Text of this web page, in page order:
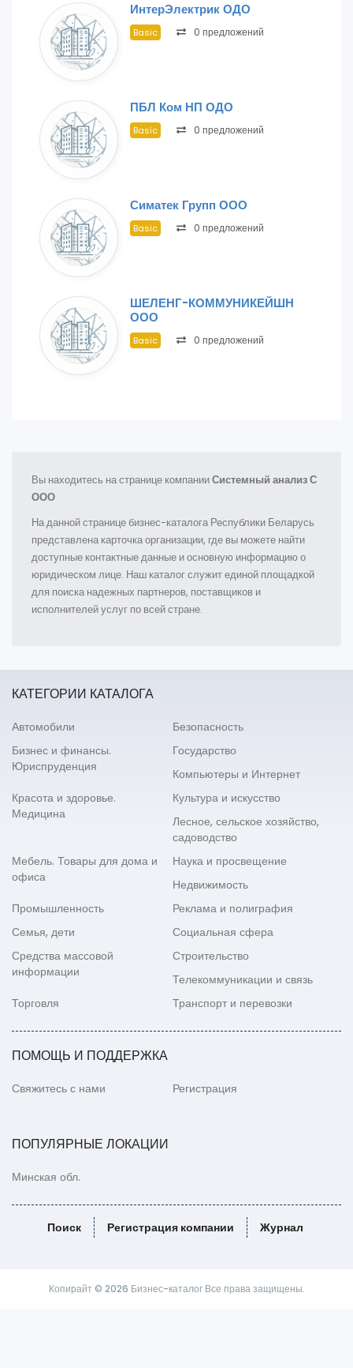
ИнтерЭлектрик ОДО
Basic 0 предложений
ПБЛ Ком НП ОДО
Basic 0 предложений
Симатек Групп ООО
Basic 0 предложений
ШЕЛЕНГ-КОММУНИКЕЙШН
ООО
Basic 0 предложений
Вы находитесь на странице компанииСистемный анализ С
ООО
На данной странице бизнес-каталога Республики Беларусь
представлена карточка организации, где вы можете найти
доступные контактные данные и основную информацию о
юридическом лице. Наш каталог служит единой площадкой
для поиска надежных партнеров, поставщиков и
исполнителей услуг по всей стране.
КАТЕГОРИИ КАТАЛОГА
Автомобили
Безопасность
Бизнес и финансы.
Юриспруденция
Государство
Компьютеры и Интернет
Красота и здоровье.
Медицина
Культура и искусство
Лесное, сельское хозяйство,
садоводство
Мебель. Товары для дома и
офиса
Наука и просвещение
Недвижимость
Промышленность
Реклама и полиграфия
Семья, дети
Социальная сфера
Средства массовой
информации
Строительство
Телекоммуникации и связь
Торговля
Транспорт и перевозки
ПОМОЩЬ И ПОДДЕРЖКА
Свяжитесь с нами Регистрация
ПОПУЛЯРНЫЕ ЛОКАЦИИ
Минская обл.
Поиск Регистрация компании Журнал
Копирайт © 2026 Бизнес-каталог Все права защищены.